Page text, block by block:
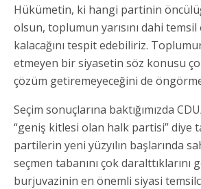
Hükümetin, ki hangi partinin
olsun, toplumun yarısını dahi
kalacağını tespit edebiliriz.
etmeyen bir siyasetin söz konusu
çözüm getiremeyeceğini de
Seçim sonuçlarına baktığımızda
“geniş kitlesi olan halk partisi” diye
partilerin yeni yüzyılın başlarında
seçmen tabanını çok daralttıklarını
burjuvazinin en önemli siyasi